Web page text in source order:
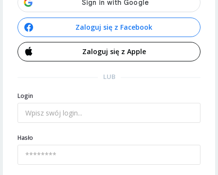
Zaloguj się z Facebook
Zaloguj się z Apple
LUB
Login
Hasło